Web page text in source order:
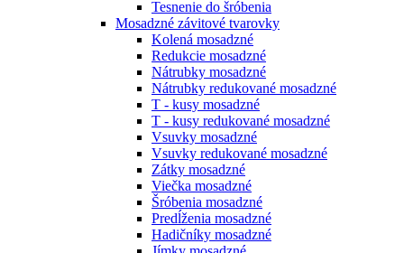
Tesnenie do šróbenia
Mosadzné závitové tvarovky
Kolená mosadzné
Redukcie mosadzné
Nátrubky mosadzné
Nátrubky redukované mosadzné
T - kusy mosadzné
T - kusy redukované mosadzné
Vsuvky mosadzné
Vsuvky redukované mosadzné
Zátky mosadzné
Viečka mosadzné
Šróbenia mosadzné
Predĺženia mosadzné
Hadičníky mosadzné